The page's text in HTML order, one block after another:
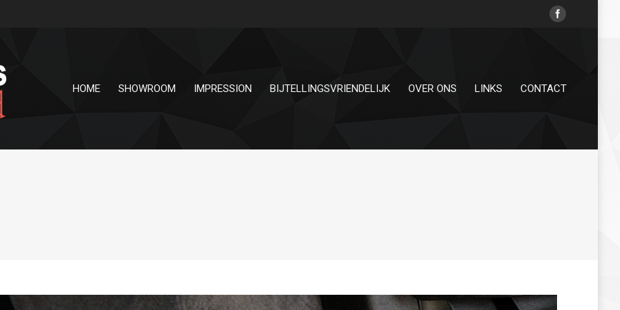
HOME SHOWROOM IMPRESSION BIJTELLINGSVRIENDELIJK OVER ONS LINKS CONTACT